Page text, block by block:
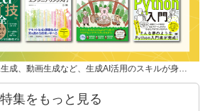
成、動画生成など、生成AI活用のスキルが身…
特集をもっと見る